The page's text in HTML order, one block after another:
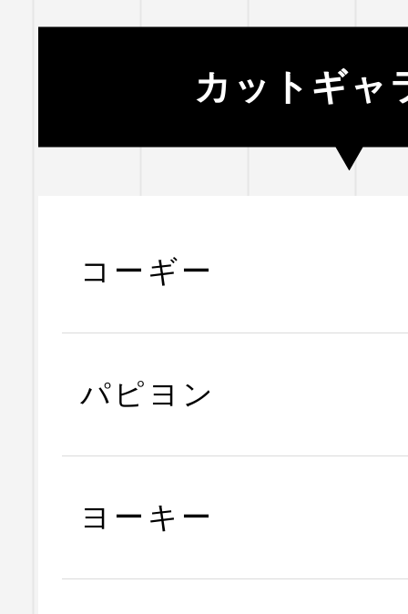
カットギャ
コーギー
パピヨン
ヨーキー